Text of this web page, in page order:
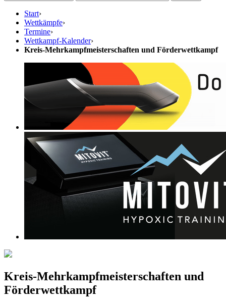
Start›
Wettkämpfe›
Termine›
Wettkampf-Kalender›
Kreis-Mehrkampfmeisterschaften und Förderwettkampf
Kreis-Mehrkampfmeisterschaften und
Förderwettkampf